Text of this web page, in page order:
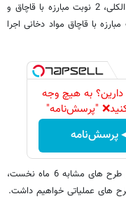
جمله سه نوبت طرح عملیاتی مبارزه با مشروبات الکلی، 2 نوبت مبارزه با قاچاق و
شبکه فراورده های نفتی و 2 نوبت مبارزه با قاچاق مواد دخانی اجرا
دارین؟ به هیچ وجه
"پرسش‌نامه"
پرسش‌نامه
وی گفت: برای 6 ماه دوم امسال هم،‌علاوه اجرای طرح های مشابه 6 ماه نخست،
های عملیاتی خواهیم داشت.